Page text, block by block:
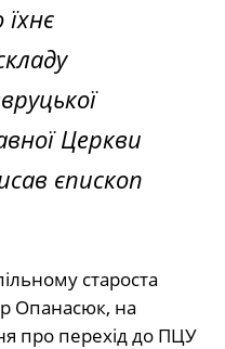
Церкви
єпископ
староста
Опанасюк, на
про перехід до ПЦУ